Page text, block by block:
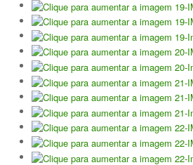
Torneio Open Primavera
Veteranos B Lumiar
Lumiar Kids Cup XV
Masters REVOR e Torneio Social
Open Luis Alves
Lumiar Kids Open XV